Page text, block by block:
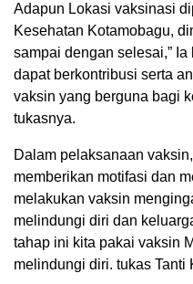
Adapun Lokasi vaksinasi
Kesehatan Kotamobagu,
sampai dengan selesai,”
dapat berkontribusi serta
vaksin yang berguna bagi
tukasnya.
Dalam pelaksanaan
memberikan motifasi dan
melakukan vaksin
melindungi diri dan
tahap ini kita pakai vaksin
melindungi diri. tukas Tanti